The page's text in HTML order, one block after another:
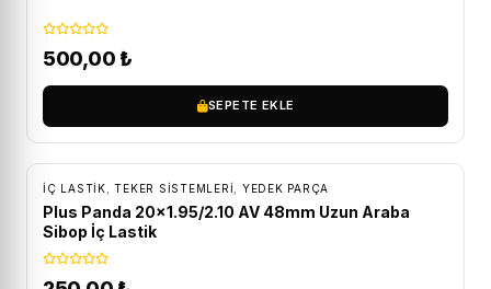
500,00 ₺
SEPETE EKLE
İÇ LASTIK ,TEKER SISTEMLERI YEDEK PARÇA
Plus Panda 20×1.95/2.10 AV 48mm Uzun Araba
Sibop İç Lastik